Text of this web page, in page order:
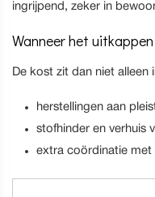
ingrijpend, zeker in
Wanneer het
De kost zit dan niet alleen
herstellingen aan
stofhinder en verhuis
extra coördinatie met